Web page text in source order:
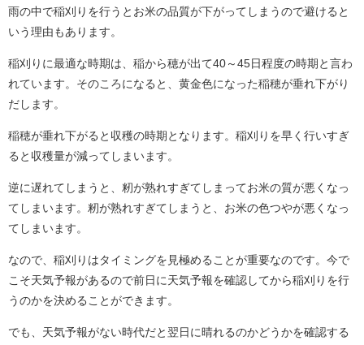
雨の中で稲刈りを行うとお米の品質が下がってしまうので避けると
いう理由もあります。
稲刈りに最適な時期は、稲から穂が出て40～45日程度の時期と言わ
れています。そのころになると、黄金色になった稲穂が垂れ下がり
だします。
稲穂が垂れ下がると収穫の時期となります。稲刈りを早く行いすぎ
ると収穫量が減ってしまいます。
逆に遅れてしまうと、籾が熟れすぎてしまってお米の質が悪くなっ
てしまいます。籾が熟れすぎてしまうと、お米の色つやが悪くなっ
てしまいます。
なので、稲刈りはタイミングを見極めることが重要なのです。今で
こそ天気予報があるので前日に天気予報を確認してから稲刈りを行
うのかを決めることができます。
でも、天気予報がない時代だと翌日に晴れるのかどうかを確認する